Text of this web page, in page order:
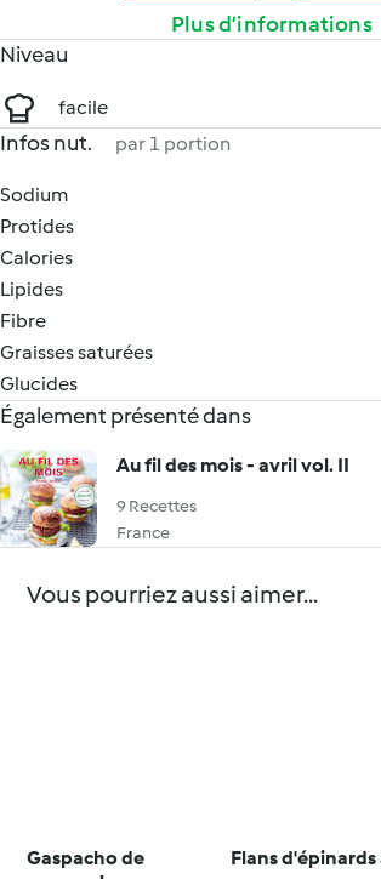
Plus d’informations
Niveau
facile
Infos nut. par 1 portion
Sodium
Protides
Calories
Lipides
Fibre
Graisses saturées
Glucides
Également présenté dans
Au fil des mois - avril vol. II
9 Recettes
France
Vous pourriez aussi aimer...
Gaspacho de
Flans d'épinards